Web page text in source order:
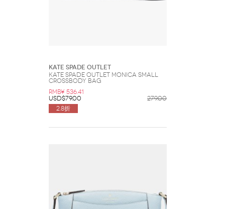
Kate Spade Outlet
Kate Spade Outlet Monica Small
Crossbody Bag
RMB¥ 536.41
USD$79.00
279.00
2.8折